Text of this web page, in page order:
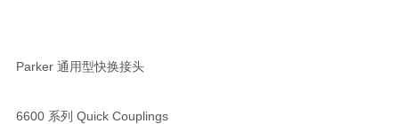
Parker 通用型快换接头
6600 系列 Quick Couplings